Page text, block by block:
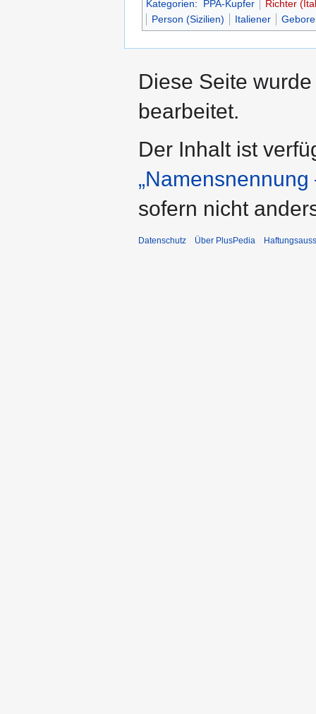
Kategorien: PPA-Kupfer
Richter
Person (Sizilien)
Italiener
Diese Seite
bearbeitet.
Der Inhalt ist
sofern nicht
Datenschutz Über PlusPedia